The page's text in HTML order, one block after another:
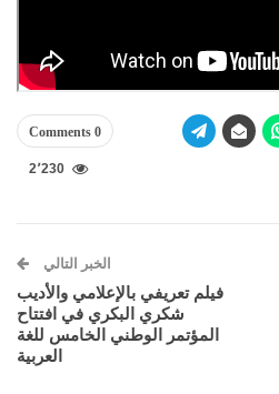
0 Comments
2٬230
الخبر التالي
‫فيلم تعريفي بالإعلامي والأديب
شكري البكري في افتتاح
المؤتمر الوطني الخامس للغة
العربية